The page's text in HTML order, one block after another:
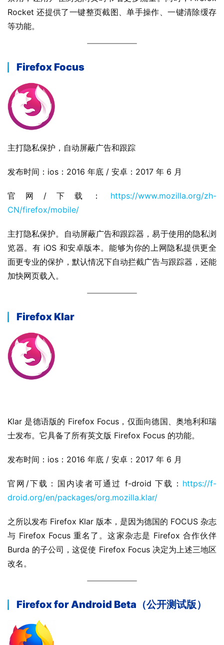
业
界
Rocket 还提供了一键整页截图、单手操作、一键清除缓存
等功能。
Firefox Focus
主打隐私保护，自动屏蔽广告和跟踪
发布时间：ios：2016 年底 / 安卓：2017 年 6 月
官网/下载： https://www.mozilla.org/zh-
CN/firefox/mobile/
主打隐私保护。自动屏蔽广告和跟踪器，易于使用的隐私浏
览器。有 iOS 和安卓版本。能够为你的上网隐私提供更全
面更专业的保护，默认情况下自动拦截广告与跟踪器，还能
加快网页载入。
Firefox Klar
Klar 是德语版的 Firefox Focus，仅面向德国、奥地利和瑞
士发布。它具备了所有英文版 Firefox Focus 的功能。
发布时间：ios：2016 年底 / 安卓：2017 年 6 月
官网/下载：国内读者可通过 f-droid 下载： https://f-
droid.org/en/packages/org.mozilla.klar/
之所以发布 Firefox Klar 版本，是因为德国的 FOCUS 杂志
与 Firefox Focus 重名了。这家杂志是 Firefox 合作伙伴
Burda 的子公司，这促使 Firefox Focus 决定为上述三地区
改名。
Firefox for Android Beta（公开测试版）